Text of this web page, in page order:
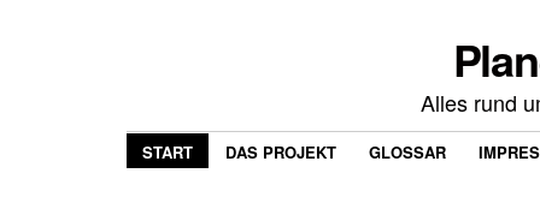
Alles rund
START DAS PROJEKT GLOSSAR